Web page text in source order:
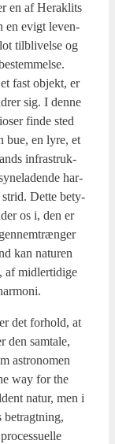
en af Her­aklits
en evigt leven­
til­bli­vel­se og
fast objekt, er
sig. I den­ne
fin­de sted
bue, en lyre, et
infra­struk­
har­
strid. Det­te bety­
os i, den er
kan natu­ren
af mid­ler­ti­di­ge
det for­hold, at
den sam­ta­le,
astro­no­men
way for the
natur, men i
betragt­ning,